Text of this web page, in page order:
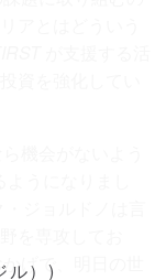
） )
アとはどういう
資を強化してい
機会がないよう
を専攻してお
げで、明日の世